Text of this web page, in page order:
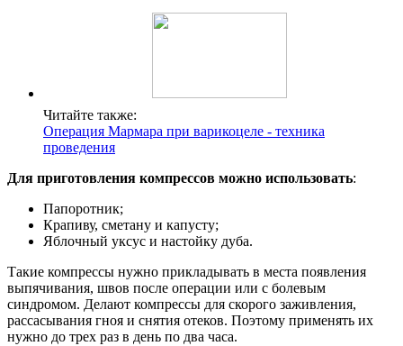
Читайте также:
Операция Мармара при варикоцеле - техника
проведения
Для приготовления компрессов можно использовать:
Папоротник;
Крапиву, сметану и капусту;
Яблочный уксус и настойку дуба.
Такие компрессы нужно прикладывать в места появления
выпячивания, швов после операции или с болевым
синдромом. Делают компрессы для скорого заживления,
рассасывания гноя и снятия отеков. Поэтому применять их
нужно до трех раз в день по два часа.